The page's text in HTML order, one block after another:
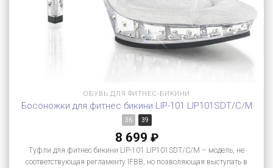
ОБУВЬ ДЛЯ ФИТНЕС-БИКИНИ
Босоножки для фитнес бикини LIP-101 LIP101SDT/C/M
36 39
8 699 ₽
Туфли для фитнес бикини LIP-101 LIP101SDT/C/M – модель, не
соответствующая регламенту IFBB, но позволяющая выступать в